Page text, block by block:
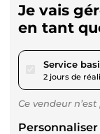
Je vais
en tant
Service
2 jours de
Ce vendeur